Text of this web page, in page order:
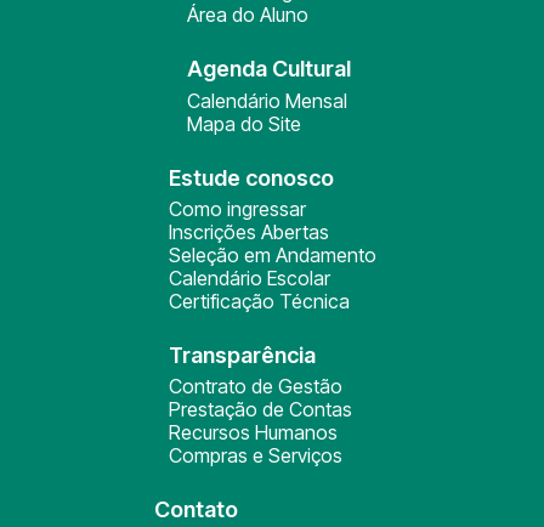
Área do Aluno
Agenda Cultural
Calendário Mensal
Mapa do Site
Estude conosco
Como ingressar
Inscrições Abertas
Seleção em Andamento
Calendário Escolar
Certificação Técnica
Transparência
Contrato de Gestão
Prestação de Contas
Recursos Humanos
Compras e Serviços
Contato